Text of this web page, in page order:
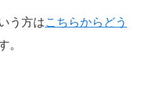
う方はこちらからどう
。